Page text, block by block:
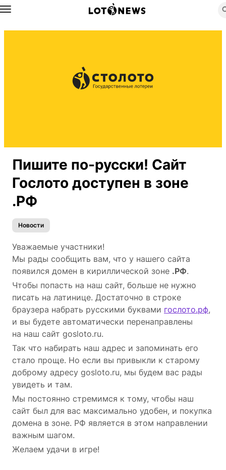
Назад
Пишите по-русски! Сайт
Гослото доступен в зоне
.РФ
Новости
Уважаемые участники!
Мы рады сообщить вам, что у нашего сайта
появился домен в кириллической зоне .РФ.
Чтобы попасть на наш сайт, больше не нужно
писать на латинице. Достаточно в строке
браузера набрать русскими буквами гослото.рф,
и вы будете автоматически перенаправлены
на наш сайт gosloto.ru.
Так что набирать наш адрес и запоминать его
стало проще. Но если вы привыкли к старому
доброму адресу gosloto.ru, мы будем вас рады
увидеть и там.
Мы постоянно стремимся к тому, чтобы наш
сайт был для вас максимально удобен, и покупка
домена в зоне. РФ является в этом направлении
важным шагом.
Желаем удачи в игре!